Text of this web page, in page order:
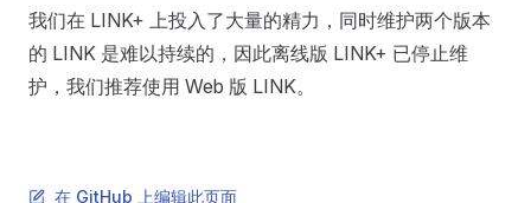
我们在 LINK+ 上投入了大量的精力，同时维护两个版本
的 LINK 是难以持续的，因此离线版 LINK+ 已停止维
护，我们推荐使用 Web 版 LINK。
在 GitHub 上编辑此页面